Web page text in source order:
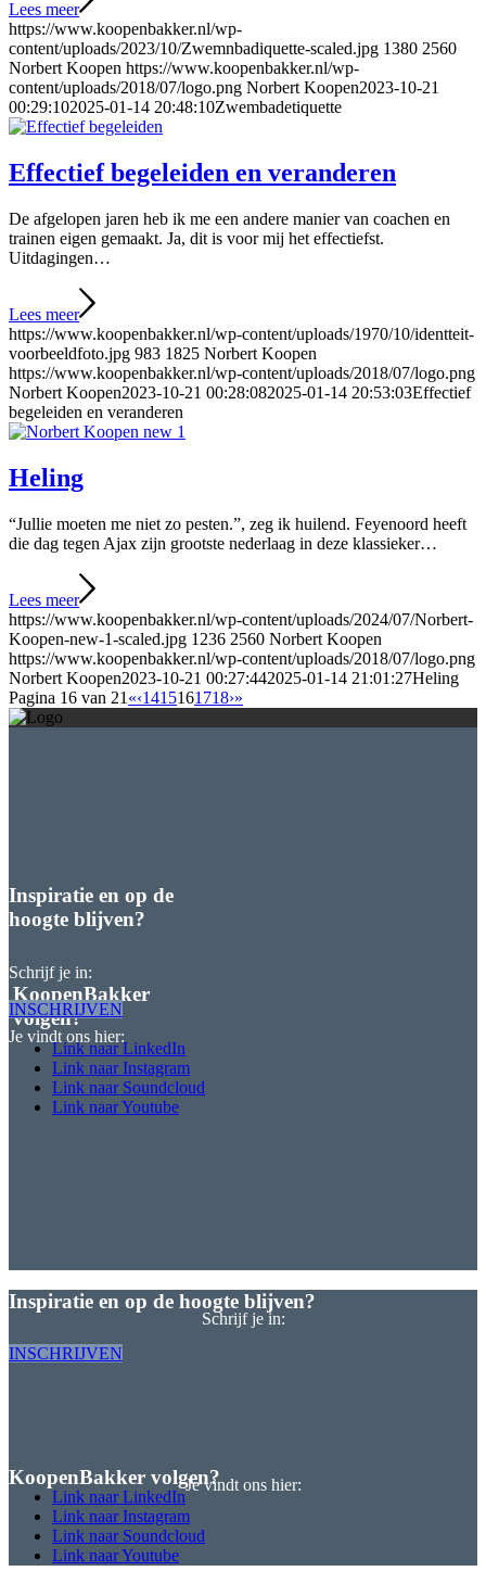
Lees meer
https://www.koopenbakker.nl/wp-
content/uploads/2023/10/Zwemnbadiquette-scaled.jpg 1380 2560
Norbert Koopen https://www.koopenbakker.nl/wp-
content/uploads/2018/07/logo.png Norbert Koopen2023-10-21
00:29:102025-01-14 20:48:10Zwembadetiquette
Effectief begeleiden en veranderen
De afgelopen jaren heb ik me een andere manier van coachen en
trainen eigen gemaakt. Ja, dit is voor mij het effectiefst.
Uitdagingen…
Lees meer
https://www.koopenbakker.nl/wp-content/uploads/1970/10/identteit-
voorbeeldfoto.jpg 983 1825 Norbert Koopen
https://www.koopenbakker.nl/wp-content/uploads/2018/07/logo.png
Norbert Koopen2023-10-21 00:28:082025-01-14 20:53:03Effectief
begeleiden en veranderen
Heling
“Jullie moeten me niet zo pesten.”, zeg ik huilend. Feyenoord heeft
die dag tegen Ajax zijn grootste nederlaag in deze klassieker…
Lees meer
https://www.koopenbakker.nl/wp-content/uploads/2024/07/Norbert-
Koopen-new-1-scaled.jpg 1236 2560 Norbert Koopen
https://www.koopenbakker.nl/wp-content/uploads/2018/07/logo.png
Norbert Koopen2023-10-21 00:27:442025-01-14 21:01:27Heling
Pagina 16 van 21 «‹1415161718›»
Inspiratie en op de
hoogte blijven?
KoopenBakker
volgen?
Schrijf je in:
INSCHRIJVEN
Je vindt ons hier:
Link naar LinkedIn
Link naar Instagram
Link naar Soundcloud
Link naar Youtube
Inspiratie en op de hoogte blijven?
Schrijf je in:
INSCHRIJVEN
KoopenBakker volgen?Je vindt ons hier:
Link naar LinkedIn
Link naar Instagram
Link naar Soundcloud
Link naar Youtube